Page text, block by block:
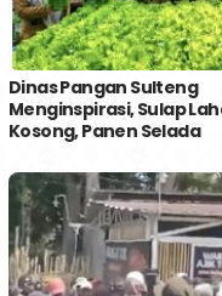
Dinas Pangan Sulteng
Menginspirasi, Sulap
Kosong, Panen Selada